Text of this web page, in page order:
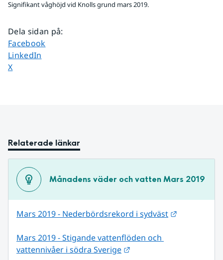
Signifikant våghöjd vid Knolls grund mars 2019.
Dela sidan på:
Dela sidan på
Facebook
Dela sidan på
LinkedIn
Dela sidan på
X
Relaterade länkar
Månadens väder och vatten Mars 2019
Mars 2019 - Nederbördsrekord i sydväst
Mars 2019 - Stigande vattenflöden och
vattennivåer i södra Sverige